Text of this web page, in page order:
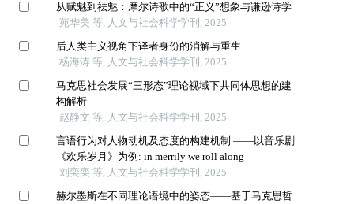
从赋魅到祛魅：摩尔诗歌中的“正义”想象与谦逊诗学
苑华美 等, 人文与社会科学学刊, 2025
后人类主义视角下译者身份的消解与重生
杨海涛 等, 人文与社会科学学刊, 2025
马克思社会发展“三形态”理论视域下共同体思想的建
构解析
赵静文 等, 人文与社会科学学刊, 2025
言语行为对人物动机及态度的构建机制 ——以音乐剧
《欢乐岁月》为例: in merrily we roll along
刘奕奕 等, 人文与社会科学学刊, 2025
赫尔墨斯在不同理论语境中的姿态——基于马克思哲